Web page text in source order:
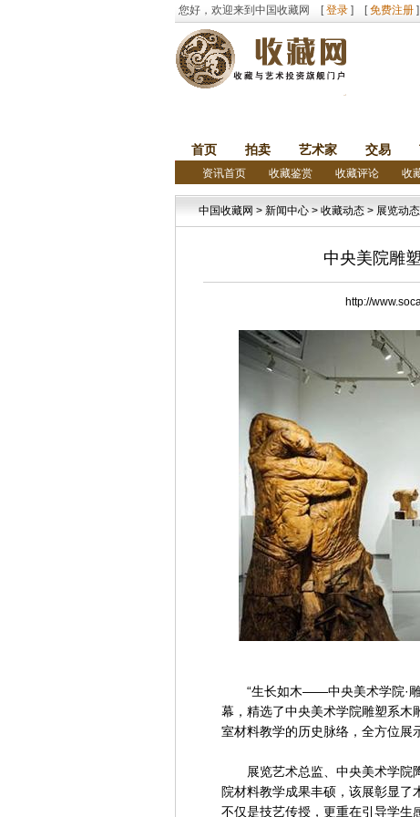
您好，欢迎来到中国收藏网 [登录 ] [免费注册 ]
首页 拍卖 艺术家 交易
资讯首页 收藏鉴赏 收藏评论 收
中国收藏网 > 新闻中心 > 收藏动态 > 展览动态
中央美院雕
http://
“生长如木——中央美术学院·雕
幕，精选了中央美术学院雕塑系木
室材料教学的历史脉络，全方位展
展览艺术总监、中央美术学院陶
院材料教学成果丰硕，该展彰显
不仅是技艺传授，更重在引导学生